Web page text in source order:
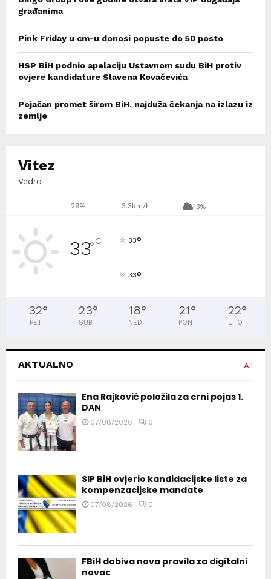
građanima
Pink Friday u cm-u donosi popuste do 50 posto
HSP BiH podnio apelaciju Ustavnom sudu BiH protiv
ovjere kandidature Slavena Kovačevića
Pojačan promet širom BiH, najduža čekanja na izlazu iz
zemlje
Vitez
Vedro
29% 3.3km/h 3%
33°C 33°
33°
32°
PET
23°
SUB
18°
NED
21°
PON
22°
UTO
AKTUALNO All
Ena Rajković položila za crni pojas 1.
DAN
07/08/2026 0
SIP BiH ovjerio kandidacijske liste za
kompenzacijske mandate
07/08/2026 0
FBiH dobiva nova pravila za digitalni
novac